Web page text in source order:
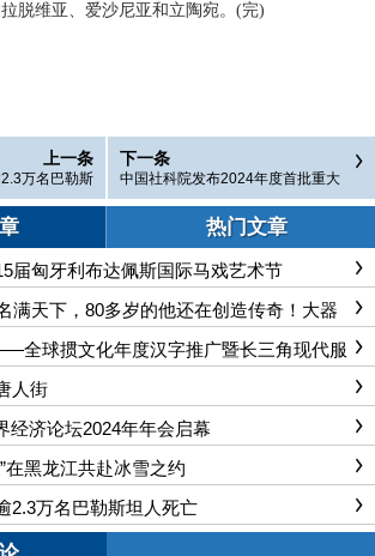
脱维亚、爱沙尼亚和立陶宛。(完)
上一条
万名巴勒斯
坦人死亡
下一条
中国社科院发布2024年度首批重大
成果
热门文章
届匈牙利布达佩斯国际马戏艺术节
满天下，80多岁的他还在创造传奇！大器
、书、画三绝——旭宇先生
全球掼文化年度汉字推广暨长三角现代服
京举办
人街
经济论坛2024年年会启幕
在黑龙江共赴冰雪之约
2.3万名巴勒斯坦人死亡